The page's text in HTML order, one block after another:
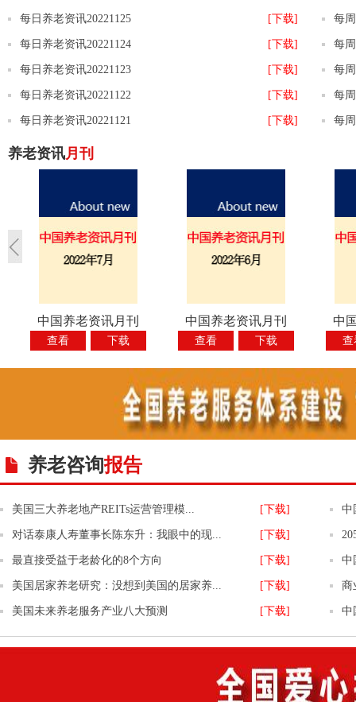
[下载]
每日养老资讯20221125
[下载]
每日养老资讯20221124
[下载]
每日养老资讯20221123
[下载]
每日养老资讯20221122
[下载]
每日养老资讯20221121
每
每
每
每
每
养老资讯月刊
中国养老资讯月刊
查看 下载
中国养老资讯月刊
查看 下载
中
查
养老咨询报告
[下载]
美国三大养老地产REITs运营管理模...
[下载]
对话泰康人寿董事长陈东升：我眼中的现...
[下载]
最直接受益于老龄化的8个方向
[下载]
美国居家养老研究：没想到美国的居家养...
[下载]
美国未来养老服务产业八大预测
中
中
商
中